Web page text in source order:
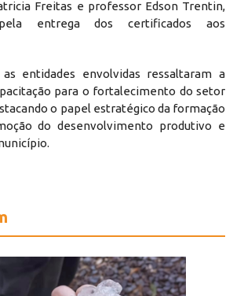
Freitas e professor Edson Trentin,
pela entrega dos certificados aos
entidades envolvidas ressaltaram a
para o fortalecimento do setor
o papel estratégico da formação
do desenvolvimento produtivo e